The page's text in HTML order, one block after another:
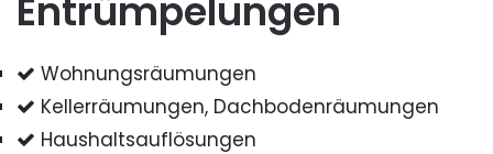
Entrümpelungen
Wohnungsräumungen
Kellerräumungen, Dachbodenräumungen
Haushaltsauflösungen